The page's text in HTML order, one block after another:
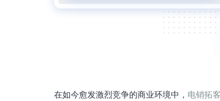
	在如今愈发激烈竞争的商业环境中，
电销拓